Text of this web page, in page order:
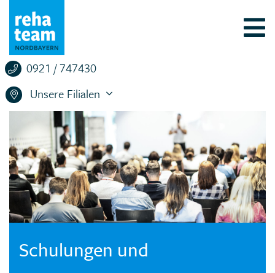
0921 / 747430
Unsere Filialen
Schulungen und